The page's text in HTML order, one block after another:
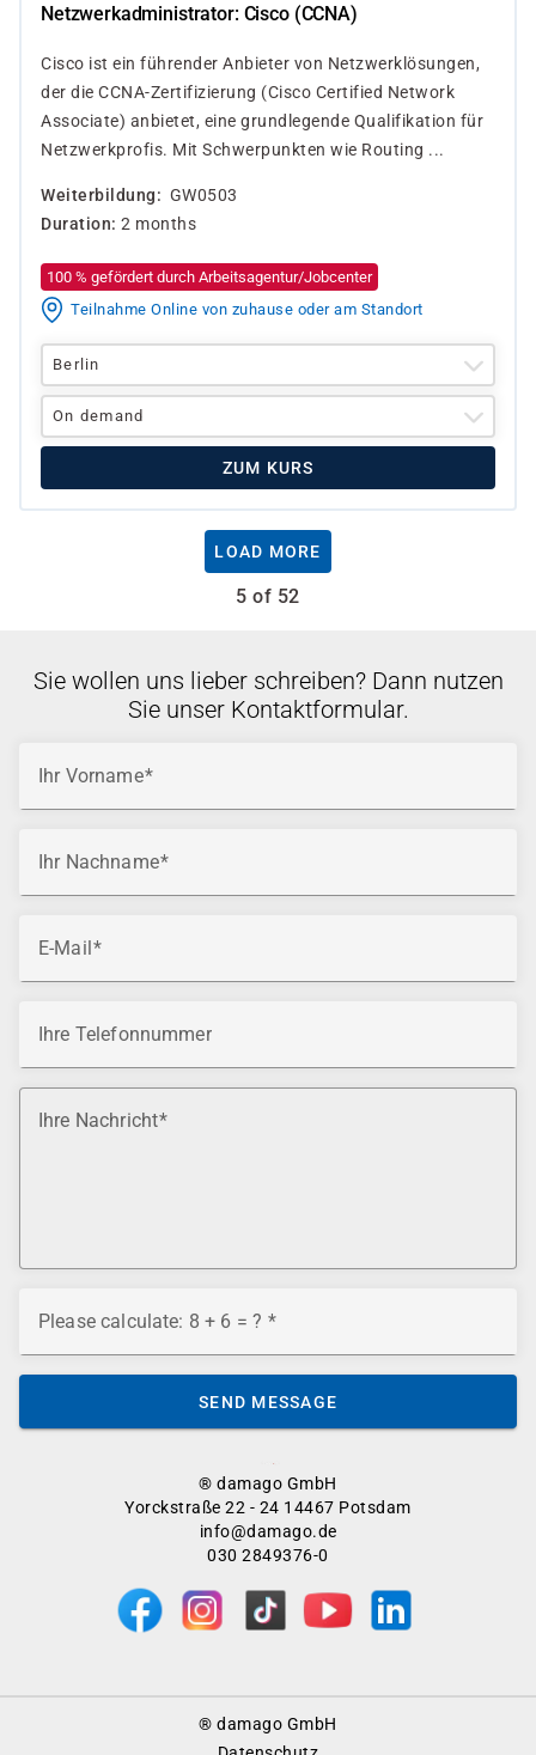
Netzwerkadministrator: Cisco (CCNA)
Cisco ist ein führender Anbieter von Netzwerklösungen,
der die CCNA-Zertifizierung (Cisco Certified Network
Associate) anbietet, eine grundlegende Qualifikation für
Netzwerkprofis. Mit Schwerpunkten wie Routing ...
Weiterbildung
GW0503
Duration 2 months
100 % gefördert durch Arbeitsagentur/Jobcenter
Teilnahme Online von zuhause oder am Standort
Berlin
On demand
ZUM KURS
LOAD MORE
5 of 52
® damago GmbH
Yorckstraße 22 - 24 14467 Potsdam
info@damago.de
030 2849376-0
Sie wollen uns lieber schreiben? Dann nutzen
Sie unser Kontaktformular.
Ihr Vorname
Ihr Nachname
E-Mail
Ihre Telefonnummer
Ihre Nachricht
Please calculate: 8 + 6 = ?
SEND MESSAGE
® damago GmbH